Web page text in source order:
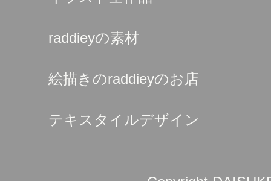
raddieyの素材
絵描きのraddieyのお店
テキスタイルデザイン